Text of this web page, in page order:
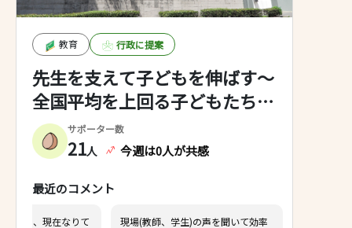
教育 行政に提案
先生を支えて子どもを伸ばす～
全国平均を上回る子どもたちの
力を育てよう～
サポーター数
21人 今週は0人が共感
最近のコメント
先生はやることが多く、現在なりて
現場(教師、学生)の声を聞い